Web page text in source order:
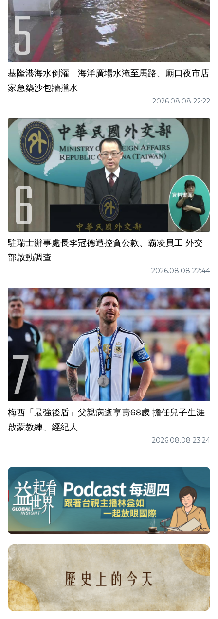
基隆港海水倒灌 海洋廣場水淹至馬路、廟口夜市店
家急築沙包牆擋水
2026.08.08 22:22
駐瑞士辦事處長李冠德遭控貪公款、霸凌員工 外交
部啟動調查
2026.08.08 22:44
梅西「最強後盾」父親病逝享壽68歲 擔任兒子生涯
啟蒙教練、經紀人
2026.08.08 23:24